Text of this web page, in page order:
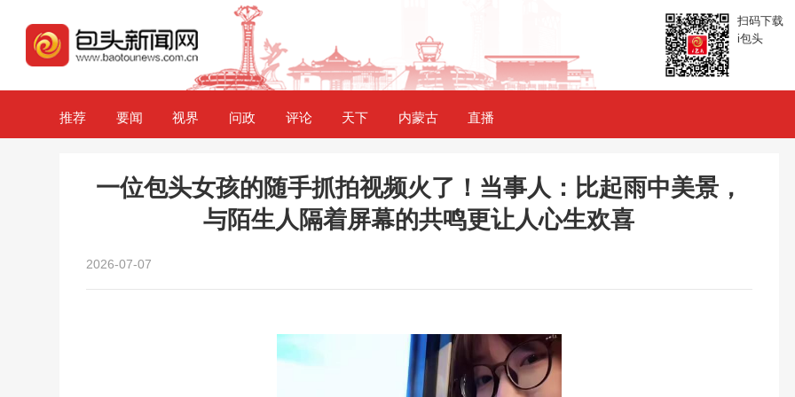
扫码下载
i包头
推荐 要闻 视界 问政 评论 天下 内蒙古 直播
一位包头女孩的随手抓拍视频火了！当事人：比起雨中美景，
与陌生人隔着屏幕的共鸣更让人心生欢喜
2026-07-07